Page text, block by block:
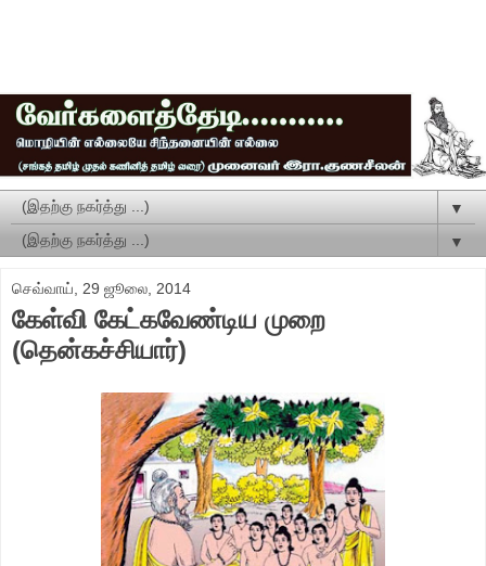
▼
▼
செவ்வாய், 29 ஜூலை, 2014
கேள்வி கேட்கவேண்டிய முறை
(தென்கச்சியார்)